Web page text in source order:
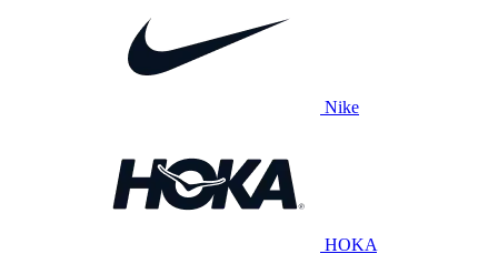
Nike
HOKA